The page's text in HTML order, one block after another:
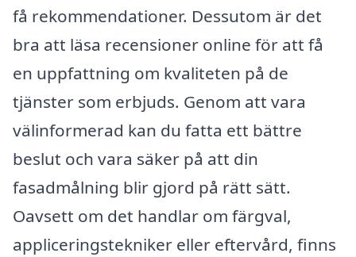
få rekommendationer. Dessutom är det
bra att läsa recensioner online för att få
en uppfattning om kvaliteten på de
tjänster som erbjuds. Genom att vara
välinformerad kan du fatta ett bättre
beslut och vara säker på att din
fasadmålning blir gjord på rätt sätt.
Oavsett om det handlar om färgval,
appliceringstekniker eller eftervård, finns